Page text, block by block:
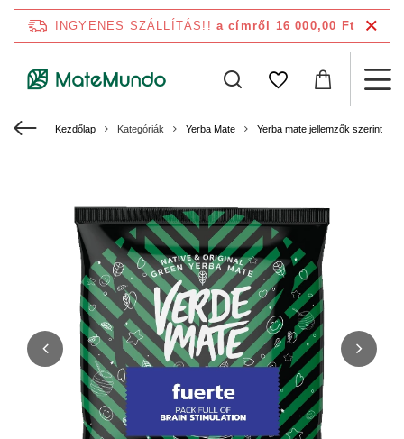
INGYENES SZÁLLÍTÁS!! a címről 16 000,00 Ft
Kezdőlap Kategóriák Yerba Mate Yerba mate jellemzők szerint